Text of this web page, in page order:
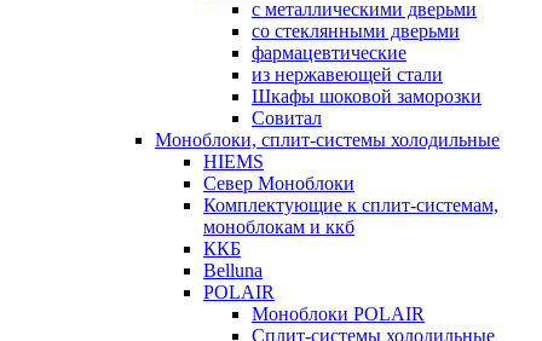
с металлическими дверьми
со стеклянными дверьми
фармацевтические
из нержавеющей стали
Шкафы шоковой заморозки
Совитал
Моноблоки, сплит-системы холодильные
HIEMS
Север Моноблоки
Комплектующие к сплит-системам,
моноблокам и ккб
ККБ
Belluna
POLAIR
Моноблоки POLAIR
Сплит-системы холодильные